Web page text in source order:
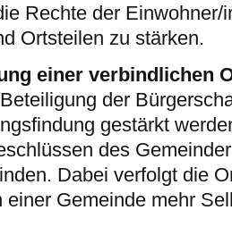
Rechte der
Ortsteilen zu stärken.
einer verbindlichen
der
gestärkt
des
Dabei verfolgt die
einer Gemeinde mehr